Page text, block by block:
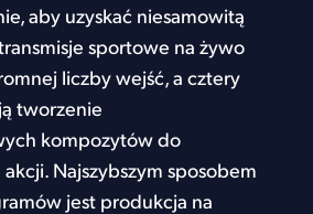
aby uzyskać niesamowitą
sportowe na żywo
liczby wejść, a cztery
tworzenie
kompozytów do
Najszybszym sposobem
jest produkcja na